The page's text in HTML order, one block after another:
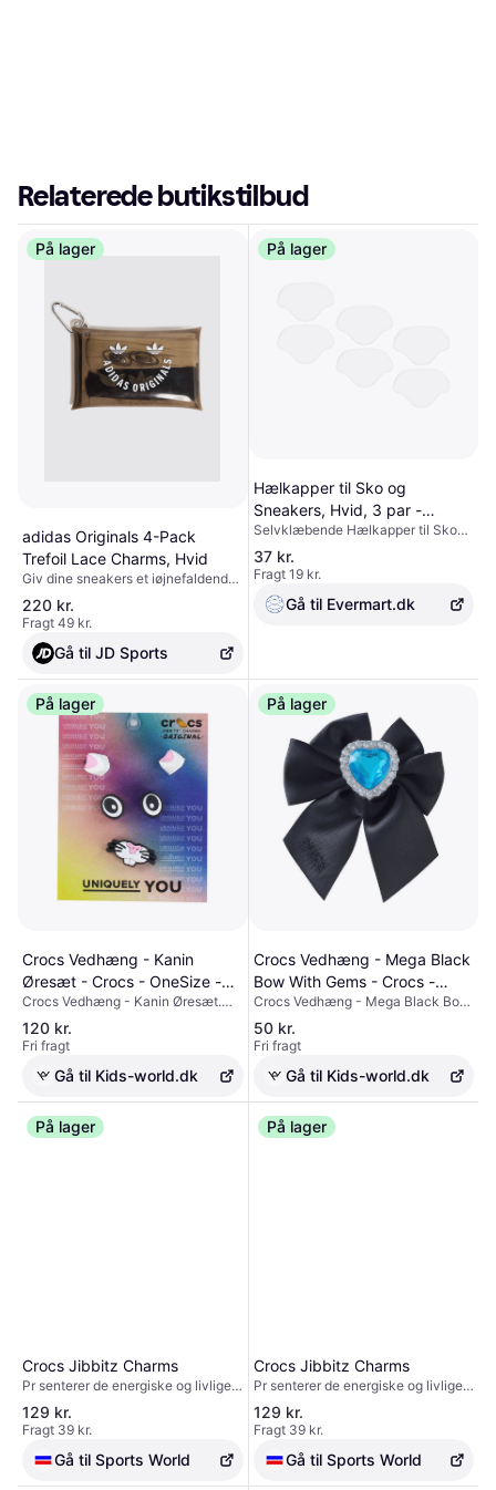
Relaterede butikstilbud
På lager
adidas Originals 4-Pack
Trefoil Lace Charms, Hvid
Giv dine sneakers et iøjnefaldende
look med dette 4-pack Trefoil Lace
Charms. Sættet indeholder friske
snørebånd og metal charms, der
løfter dine creps til næste niveau.
De leveres i en genanvendelig pose
med karabinhage, så de er nemme
at have med på farten. De er rundet
af med Trefoil-signaturbranding.
220 kr.
Fragt 49 kr.
Gå til JD Sports
På lager
Hælkapper til Sko og
Sneakers, Hvid, 3 par -
Hælindlæg 7x4,8 cm
Selvklæbende Hælkapper til Sko
og Sneakers i Læder - 3 Par
Reparations Patches, 7 x 4,8 cm, i
Sort, Hvid, Grå eller Rød, Fremstillet
af Slidstærkt PU,
37 kr.
Fragt 19 kr.
Gå til Evermart.dk
På lager
Crocs Vedhæng - Kanin
Øresæt - Crocs - OneSize -
Tilbehør
Crocs Vedhæng - Kanin Øresæt.
Tilbehør, Hvid, Rosa, Sort
120 kr.
Fri fragt
Gå til Kids-world.dk
På lager
Crocs Vedhæng - Mega Black
Bow With Gems - Crocs -
OneSize - Tilbehør
Crocs Vedhæng - Mega Black Bow
With Gems. Tilbehør, Blå, Sort
50 kr.
Fri fragt
Gå til Kids-world.dk
På lager
Crocs Jibbitz Charms
Pr senterer de energiske og livlige
Crocs Sko Charms. Designet til at v
re det ultimative crocs tilbeh r,
opgrader din yndlingspar, da disse
jibbitz charms er det perfekte tilbeh
r til at f dine sko til at skille sig ud.
129 kr.
Fragt 39 kr.
Gå til Sports World
På lager
Crocs Jibbitz Charms
Pr senterer de energiske og livlige
Crocs Sko Charms. Designet til at v
re det ultimative crocs tilbeh r,
opgrader din yndlingspar, da disse
jibbitz charms er det perfekte tilbeh
r til at f dine sko til at skille sig ud.
129 kr.
Fragt 39 kr.
Gå til Sports World